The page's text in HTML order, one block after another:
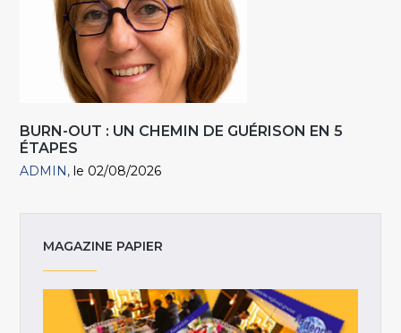
BURN-OUT : UN CHEMIN DE GUÉRISON EN 5
ÉTAPES
ADMIN le 02/08/2026
MAGAZINE PAPIER